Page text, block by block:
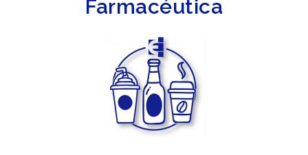
Farmacéutica